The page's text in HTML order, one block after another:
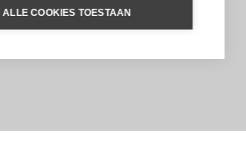
ALLE COOKIES TOESTAAN